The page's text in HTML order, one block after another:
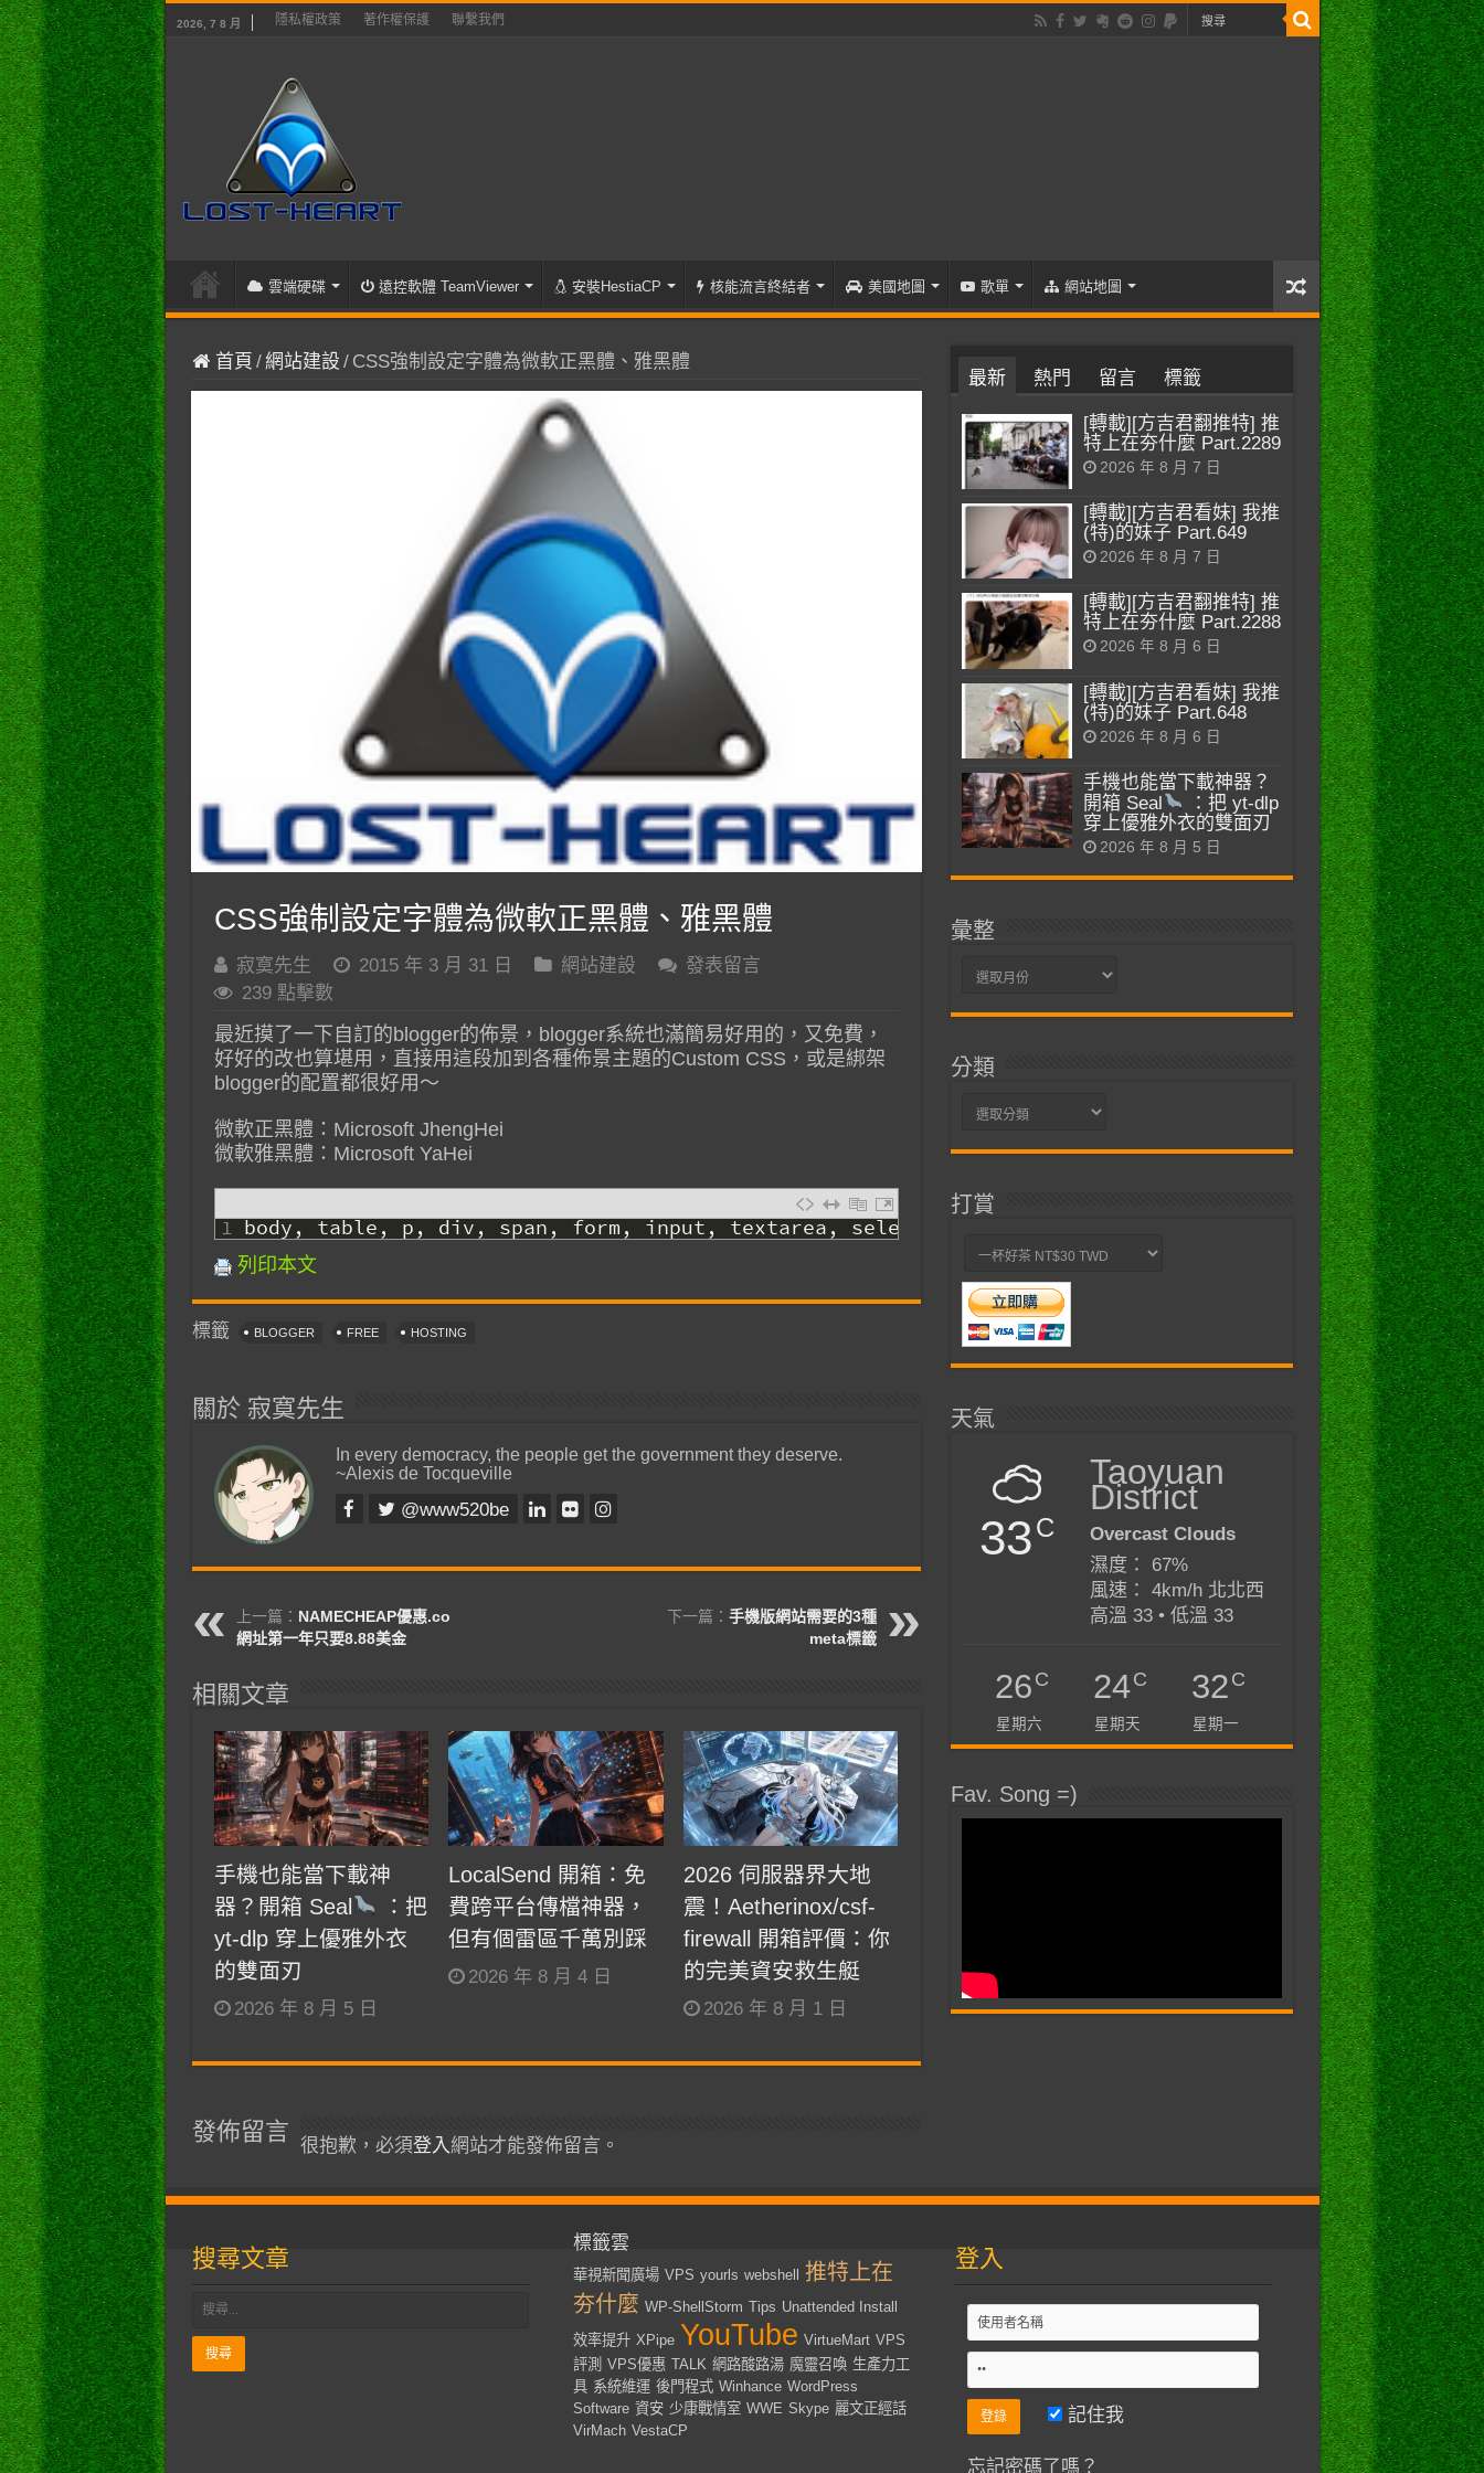
2026, 7 8 月 隱私權政策 著作權保護 聯繫我們
雲端硬碟 遠控軟體 TeamViewer 安裝HestiaCP 核能流言終結者 美國地圖 歌單 網站地圖
首頁 /網站建設 / CSS強制設定字體為微軟正黑體、雅黑體
CSS強制設定字體為微軟正黑體、雅黑體
寂寞先生 2015 年 3 月 31 日 網站建設
發表留言
239 點擊數
最近摸了一下自訂的blogger的佈景，blogger系統也滿簡易好用的，又免費，
好好的改也算堪用，直接用這段加到各種佈景主題的Custom CSS，或是綁架
blogger的配置都很好用～
微軟正黑體：Microsoft JhengHei
微軟雅黑體：Microsoft YaHei
1 body, table, p, div, span, form, input, textarea, select h5, h6, { font-
列印本文
標籤 BLOGGER FREE HOSTING
關於 寂寞先生
In every democracy, the people get the government they deserve.
~Alexis de Tocqueville
@www520be
上一篇： NAMECHEAP優惠.co
網址第一年只要8.88美金
下一篇： 手機版網站需要的3種
meta標籤
相關文章
手機也能當下載神
器？開箱 Seal
：把
yt-dlp 穿上優雅外衣
的雙面刃
2026 年 8 月 5 日
LocalSend 開箱：免
費跨平台傳檔神器，
但有個雷區千萬別踩
2026 年 8 月 4 日
2026 伺服器界大地
震！Aetherinox/csf-
firewall 開箱評價：你
的完美資安救生艇
2026 年 8 月 1 日
發佈留言
很抱歉，必須登入網站才能發佈留言。
最新 熱門 留言 標籤
[轉載][方吉君翻推特] 推
特上在夯什麼 Part.2289
2026 年 8 月 7 日
[轉載][方吉君看妹] 我推
(特)的妹子 Part.649
2026 年 8 月 7 日
[轉載][方吉君翻推特] 推
特上在夯什麼 Part.2288
2026 年 8 月 6 日
[轉載][方吉君看妹] 我推
(特)的妹子 Part.648
2026 年 8 月 6 日
手機也能當下載神器？
開箱 Seal
：把 yt-dlp
穿上優雅外衣的雙面刃
2026 年 8 月 5 日
彙整
彙
分類
分
打賞
天氣
33C
Taoyuan
District
Overcast Clouds
濕度： 67%
風速： 4km/h 北北西
高溫 33 • 低溫 33
26C
星期六
24C
星期天
32C
星期一
Fav. Song =)
搜尋文章
標籤雲
華視新聞廣場 VPS yourls webshell
推特上在
夯什麼 WP-ShellStorm Tips Unattended Install
效率提升 XPipe YouTube VirtueMart VPS
評測 VPS優惠 TALK 網路酸路湯 魔靈召喚 生產力工
具 系統維運 後門程式 Winhance WordPress
Software 資安 少康戰情室 WWE Skype 麗文正經話
VirMach VestaCP
登入
記住我
忘記密碼了嗎？